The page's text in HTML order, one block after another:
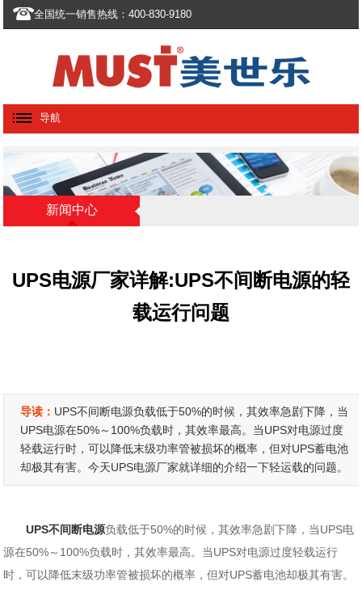
全国统一销售热线：400-830-9180
导航
新闻中心
UPS电源厂家详解:UPS不间断电源的轻
载运行问题
导读： UPS不间断电源负载低于50%的时候，其效率急剧下降，当
UPS电源在50%～100%负载时，其效率最高。当UPS对电源过度
轻载运行时，可以降低末级功率管被损坏的概率，但对UPS蓄电池
却极其有害。今天UPS电源厂家就详细的介绍一下轻运载的问题。
UPS不间断电源负载低于50%的时候，其效率急剧下降，当UPS电
源在50%～100%负载时，其效率最高。当UPS对电源过度轻载运行
时，可以降低末级功率管被损坏的概率，但对UPS蓄电池却极其有害。